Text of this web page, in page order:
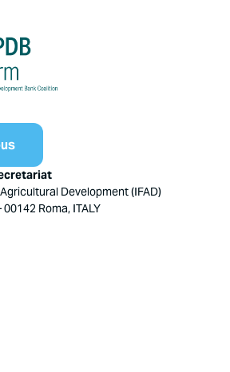
Development (IFAD)
Roma, ITALY